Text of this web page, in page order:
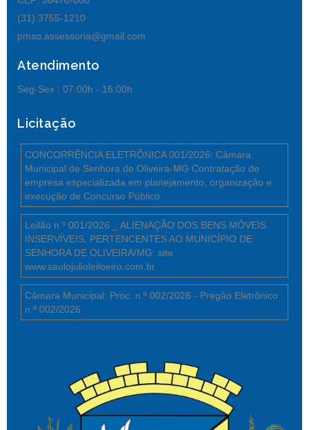
(31) 3755-1210
pmso.assessoria@gmail.com
Atendimento
Seg-Sex : 07:00h - 16:00h
Licitação
CONCORRÊNCIA ELETRÔNICA 001/2026: Câmara
Municipal de Senhora de Oliveira-MG Contratação de
empresa especializada em planejamento, organização e
execução de Concurso Público
Leilão n.º 001/2026 _ ALIENAÇÃO DOS BENS MÓVEIS
INSERVÍVEIS, PERTENCENTES AO MUNICÍPIO DE
SENHORA DE OLIVEIRA/MG: site
www.saulojulioleiloeiro.com.br
Câmara Municipal: Proc. n.º 002/2026 - Pregão Eletrônico
n.º 002/2026